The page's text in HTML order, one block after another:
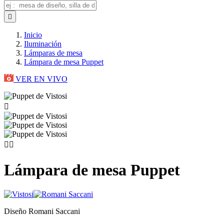

Inicio
Iluminación
Lámparas de mesa
Lámpara de mesa Puppet
VER EN VIVO

 
Lámpara de mesa Puppet
Diseño Romani Saccani